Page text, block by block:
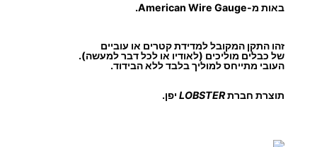
באות מ-American Wire Gauge.
זהו התקן המקובל למדידת קטרים או עוביים
של כבלים מוליכים (לאודיו או לכל דבר למעשה).
העובי מתייחס למוליך בלבד ללא הבידוד.
תוצרת חברתLOBSTER יפן.